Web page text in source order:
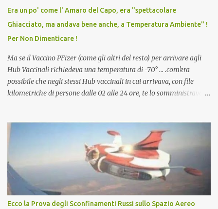
vaccino usato per minacciare i mezzi di sussistenza, il lavoro o la
scuola. Non avevamo mai visto un vaccino che permettesse a un
dodicenne di ignorare il consenso dei genitori. Dopo tutti i vaccini
che abbiamo elencato sopra...
Era un po' come l' Amaro del Capo, era "spettacolare
Ghiacciato, ma andava bene anche, a Temperatura Ambiente" !
Per Non Dimenticare !
Ma se il Vaccino PFizer (come gli altri del resto) per arrivare agli
Hub Vaccinali richiedeva una temperatura di -70° ... .com'era
possibile che negli stessi Hub vaccinali in cui arrivava, con file
kilometriche di persone dalle 02 alle 24 ore, te lo somministravano
Vaccino come: l' Amaro del Capo, era "spettacolare Ghiacciato, ma
andava bene anche, a Temperatura Ambiente"! Riproponiamo
l'articolo per NON Dimenticare!
Ecco la Prova degli Sconfinamenti Russi sullo Spazio Aereo